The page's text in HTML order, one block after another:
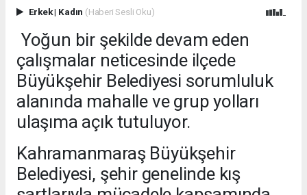
Erkek| Kadın (Haberi Sesli Oku)
Yoğun bir şekilde devam eden
çalışmalar neticesinde ilçede
Büyükşehir Belediyesi sorumluluk
alanında mahalle ve grup yolları
ulaşıma açık tutuluyor.
Kahramanmaraş Büyükşehir
Belediyesi, şehir genelinde kış